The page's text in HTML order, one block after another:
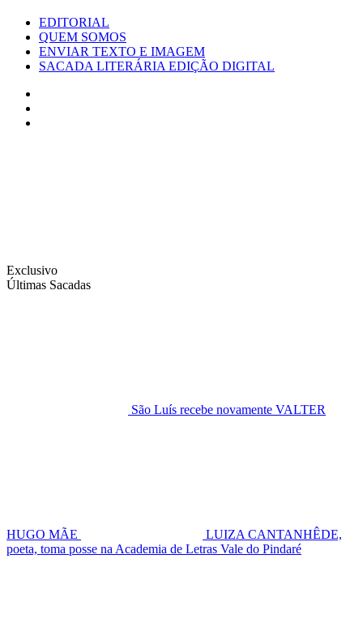
EDITORIAL
QUEM SOMOS
ENVIAR TEXTO E IMAGEM
SACADA LITERÁRIA EDIÇÃO DIGITAL
Exclusivo
Últimas Sacadas
São Luís recebe novamente VALTER
HUGO MÃE
LUIZA CANTANHÊDE,
poeta, toma posse na Academia de Letras Vale do Pindaré